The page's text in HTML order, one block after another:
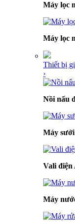
Máy lọc
Máy lọc
Thiết bị
›
Nồi nấu
Máy
Vali điện
Máy